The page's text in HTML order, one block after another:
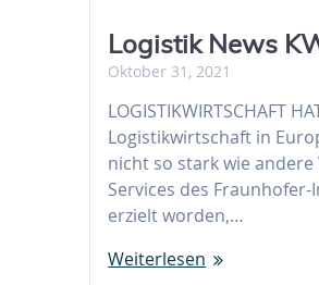
Logistik News
Oktober 31, 2021
LOGISTIKWIRTSCHAFT
Logistikwirtschaft in
nicht so stark wie
Services des
erzielt worden,…
Weiterlesen